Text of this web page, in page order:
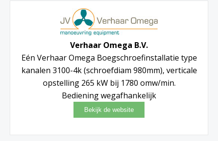
Verhaar Omega B.V.
Eén Verhaar Omega Boegschroefinstallatie type
kanalen 3100-4k (schroefdiam 980mm), verticale
opstelling 265 kW bij 1780 omw/min.
Bediening wegafhankelijk